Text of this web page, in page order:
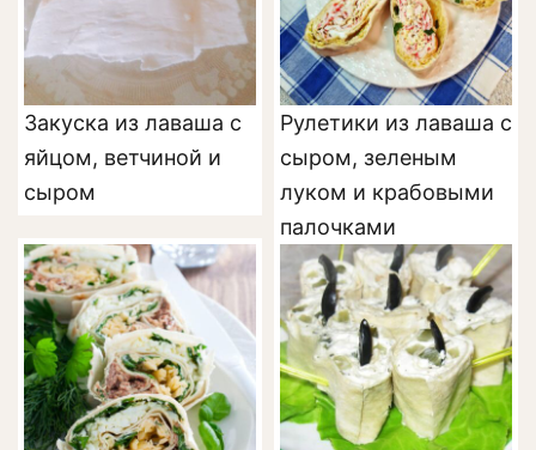
Закуска из лаваша с
яйцом, ветчиной и
сыром
Рулетики из лаваша с
сыром, зеленым
луком и крабовыми
палочками